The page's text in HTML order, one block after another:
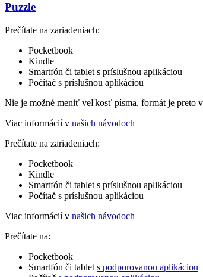
Puzzle
Prečítate na zariadeniach:
Pocketbook
Kindle
Smartfón či tablet s príslušnou aplikáciou
Počítač s príslušnou aplikáciou
Nie je možné meniť veľkosť písma, formát je preto
Viac informácií v našich návodoch
Prečítate na zariadeniach:
Pocketbook
Kindle
Smartfón či tablet s príslušnou aplikáciou
Počítač s príslušnou aplikáciou
Viac informácií v našich návodoch
Prečítate na:
Pocketbook
Smartfón či tablet s podporovanou aplikáciou